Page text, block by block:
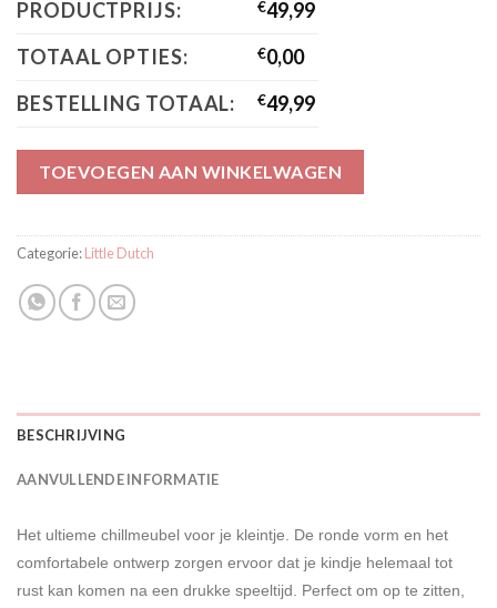
PRODUCTPRIJS: €49,99
TOTAAL OPTIES:
€0,00
BESTELLING TOTAAL:
€49,99
TOEVOEGEN AAN WINKELWAGEN
Categorie:Little Dutch
BESCHRIJVING
AANVULLENDE INFORMATIE
Het ultieme chillmeubel voor je kleintje. De ronde vorm en het
comfortabele ontwerp zorgen ervoor dat je kindje helemaal tot
rust kan komen na een drukke speeltijd. Perfect om op te zitten,